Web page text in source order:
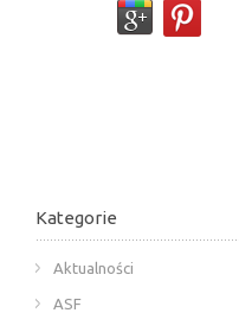
Kategorie
Aktualności
ASF